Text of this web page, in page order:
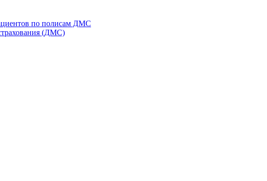
по полисам ДМС
(ДМС)